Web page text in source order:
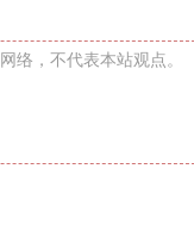
络，不代表本站观点。